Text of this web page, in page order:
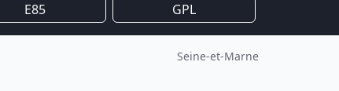
E85 GPL
Seine-et-Marne